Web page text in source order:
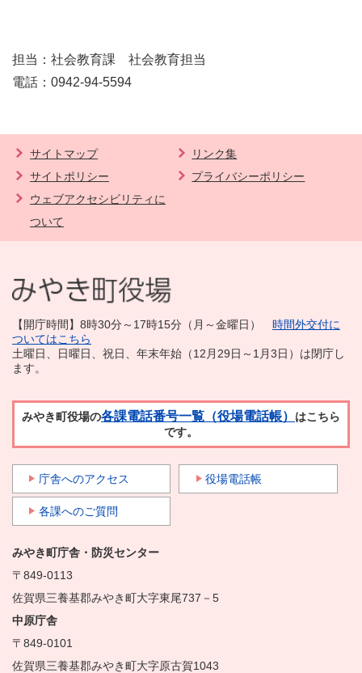
担当：社会教育課 社会教育担当
電話：0942-94-5594
サイトマップ
リンク集
サイトポリシー
プライバシーポリシー
ウェブアクセシビリティに
ついて
【開庁時間】8時30分～17時15分（月～金曜日） 時間外交付に
ついてはこちら
土曜日、日曜日、祝日、年末年始（12月29日～1月3日）は閉庁し
ます。
みやき町役場の各課電話番号一覧（役場電話帳） はこちら
です。
庁舎へのアクセス 役場電話帳
各課へのご質問
みやき町庁舎・防災センター
〒849-0113
佐賀県三養基郡みやき町大字東尾737－5
中原庁舎
〒849-0101
佐賀県三養基郡みやき町大字原古賀1043